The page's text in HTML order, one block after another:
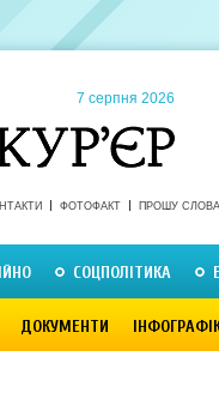
7 серпня 2026
ФОТОФАКТ ПРОШУ СЛОВА
СОЦПОЛІТИКА
ДОКУМЕНТИ